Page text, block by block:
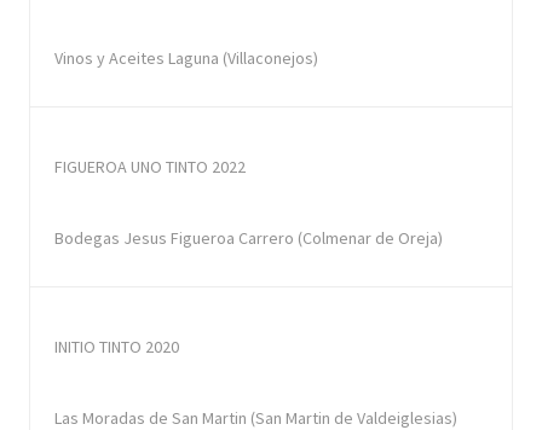
Vinos y Aceites Laguna (Villaconejos)
FIGUEROA UNO TINTO 2022
Bodegas Jesus Figueroa Carrero (Colmenar de Oreja)
INITIO TINTO 2020
Las Moradas de San Martin (San Martin de Valdeiglesias)